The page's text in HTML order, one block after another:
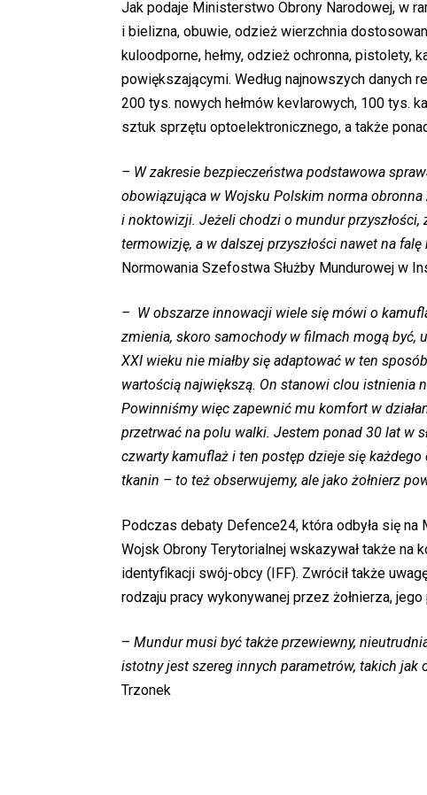
Jak podaje Ministerstwo Obrony Narodowej, w
i bielizna, obuwie, odzież wierzchnia
kuloodporne, hełmy, odzież ochronna, pistolety,
powiększającymi. Według najnowszych danych
200 tys. nowych hełmów kevlarowych, 100 tys.
sztuk sprzętu optoelektronicznego, a także
– W zakresie bezpieczeństwa podstawowa
obowiązująca w Wojsku Polskim norma
i noktowizji. Jeżeli chodzi o mundur przyszłości,
termowizję, a w dalszej przyszłości nawet na falę
Normowania Szefostwa Służby Mundurowej w
– W obszarze innowacji wiele się mówi o
zmienia, skoro samochody w filmach mogą być,
XXI wieku nie miałby się adaptować w ten
wartością największą. On stanowi clou istnienia
Powinniśmy więc zapewnić mu komfort w
przetrwać na polu walki. Jestem ponad 30 lat w
czwarty kamuflaż i ten postęp dzieje się
tkanin – to też obserwujemy, ale jako żołnierz
Podczas debaty Defence24, która odbyła się
Wojsk Obrony Terytorialnej wskazywał także
identyfikacji swój-obcy (IFF). Zwrócił także
rodzaju pracy wykonywanej przez żołnierza,
– Mundur musi być także przewiewny,
istotny jest szereg innych parametrów, takich jak
Trzonek